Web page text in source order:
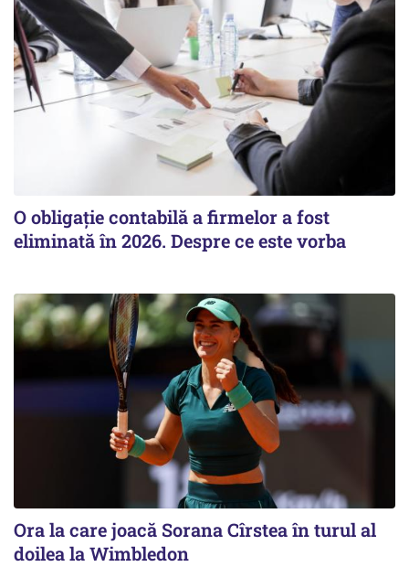
O obligație contabilă a firmelor a fost
eliminată în 2026. Despre ce este vorba
Ora la care joacă Sorana Cîrstea în turul al
doilea la Wimbledon